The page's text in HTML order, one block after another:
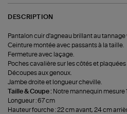
DESCRIPTION
Pantalon cuir d'agneau brillant au tannage
Ceinture montée avec passants à la taille.
Fermeture avec laçage.
Poches cavalière sur les côtés et plaquées
Découpes aux genoux.
Jambe droite et longueur cheville.
Taille & Coupe : Notre mannequin mesure
Longueur : 67 cm
Hauteur fourche : 22 cm avant, 24 cm